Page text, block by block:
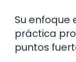
Su enfoque
práctica
puntos